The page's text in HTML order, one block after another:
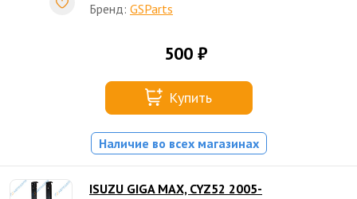
Бренд: GSParts
500 ₽
Купить
Наличие во всех магазинах
ISUZU GIGA MAX, CYZ52 2005-